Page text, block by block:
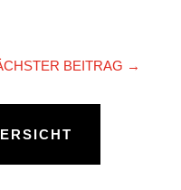
BEITRAG →